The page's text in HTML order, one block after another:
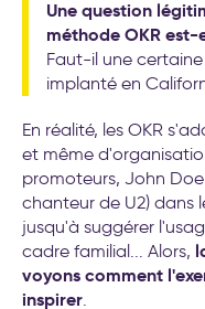
Une question
méthode OKR
Faut-il une
implanté en
En réalité, les OKR
et même
promoteurs, John
chanteur de U2) dans
jusqu'à suggérer
cadre familial... Alors,
voyons comment
inspirer.